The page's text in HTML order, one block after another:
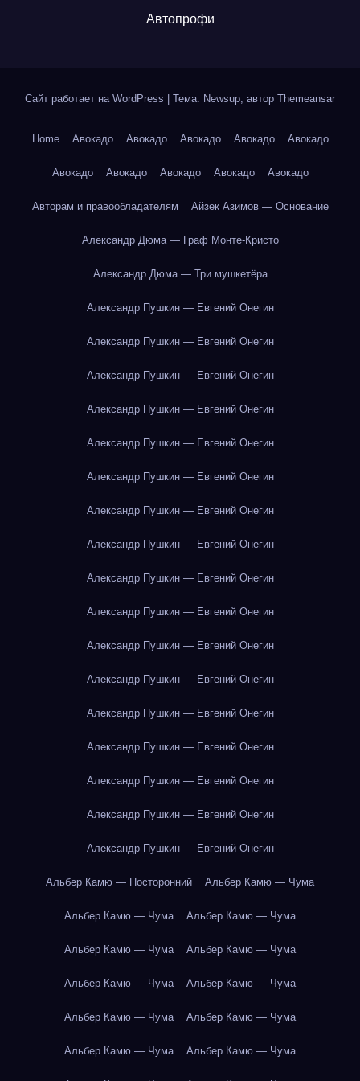
Автопрофи
Сайт работает на WordPress | Тема: Newsup, автор Themeansar
Home Авокадо Авокадо Авокадо Авокадо Авокадо
Авокадо Авокадо Авокадо Авокадо Авокадо
Авторам и правообладателям Айзек Азимов — Основание
Александр Дюма — Граф Монте-Кристо
Александр Дюма — Три мушкетёра
Александр Пушкин — Евгений Онегин
Александр Пушкин — Евгений Онегин
Александр Пушкин — Евгений Онегин
Александр Пушкин — Евгений Онегин
Александр Пушкин — Евгений Онегин
Александр Пушкин — Евгений Онегин
Александр Пушкин — Евгений Онегин
Александр Пушкин — Евгений Онегин
Александр Пушкин — Евгений Онегин
Александр Пушкин — Евгений Онегин
Александр Пушкин — Евгений Онегин
Александр Пушкин — Евгений Онегин
Александр Пушкин — Евгений Онегин
Александр Пушкин — Евгений Онегин
Александр Пушкин — Евгений Онегин
Александр Пушкин — Евгений Онегин
Александр Пушкин — Евгений Онегин
Альбер Камю — Посторонний Альбер Камю — Чума
Альбер Камю — Чума Альбер Камю — Чума
Альбер Камю — Чума Альбер Камю — Чума
Альбер Камю — Чума Альбер Камю — Чума
Альбер Камю — Чума Альбер Камю — Чума
Альбер Камю — Чума Альбер Камю — Чума